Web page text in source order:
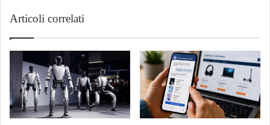
Articoli correlati